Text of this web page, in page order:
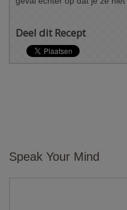
Deel dit Recept
Speak Your Mind